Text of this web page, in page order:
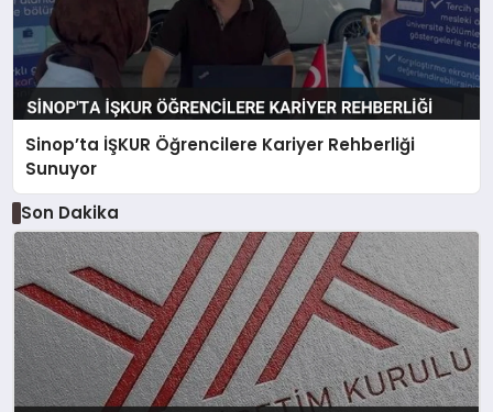
Sinop’ta İŞKUR Öğrencilere Kariyer Rehberliği
Sunuyor
Son Dakika